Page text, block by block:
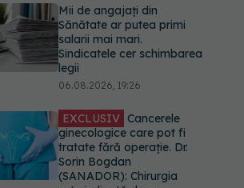
legii
06.08.2026, 19:26
EXCLUSIV Cancerele
ginecologice care pot fi
tratate fără operație. Dr.
(SANADOR): Chirurgia
este indicată doar
punctual, pentru anumite
categorii de paciente
06.08.2026, 19:05